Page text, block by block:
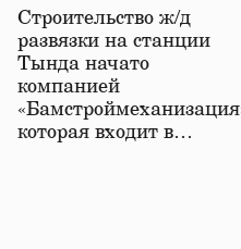
Строительство ж/д
развязки на станции
Тында начато
компанией
которая входит в…